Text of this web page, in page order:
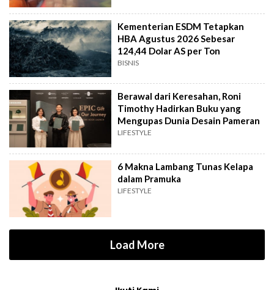
Kementerian ESDM Tetapkan
HBA Agustus 2026 Sebesar
124,44 Dolar AS per Ton
BISNIS
Berawal dari Keresahan, Roni
Timothy Hadirkan Buku yang
Mengupas Dunia Desain Pameran
LIFESTYLE
6 Makna Lambang Tunas Kelapa
dalam Pramuka
LIFESTYLE
Load More